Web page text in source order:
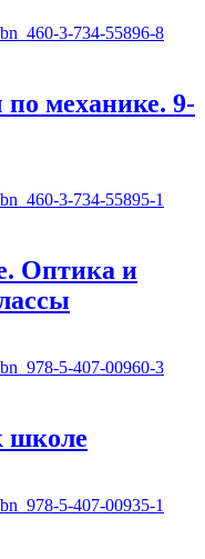
механике. 9-
Оптика и
школе